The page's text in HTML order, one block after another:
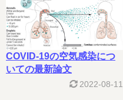
COVID-19の空気感染につ
いての最新論文
2022-08-11